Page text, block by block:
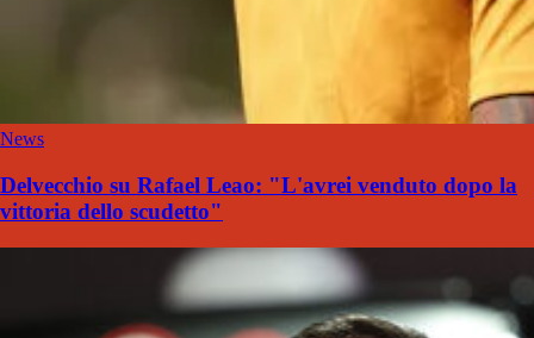
News
Delvecchio su Rafael Leao: "L'avrei venduto dopo la
vittoria dello scudetto"